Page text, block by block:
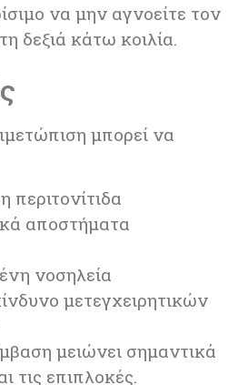
να μην αγνοείτε τον
δεξιά κάτω κοιλία.
μπορεί να
περιτονίτιδα
αποστήματα
νοσηλεία
μετεγχειρητικών
μειώνει σημαντικά
τις επιπλοκές.